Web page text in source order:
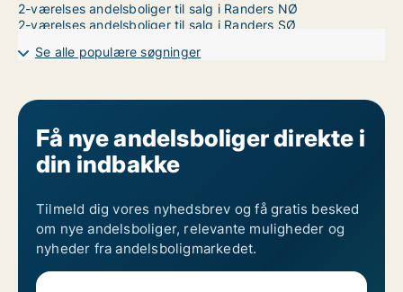
2-værelses andelsboliger til salg i Randers NØ
2-værelses andelsboliger til salg i Randers SØ
Se alle populære søgninger
Få nye andelsboliger direkte i
din indbakke
Tilmeld dig vores nyhedsbrev og få gratis besked
om nye andelsboliger, relevante muligheder og
nyheder fra andelsboligmarkedet.